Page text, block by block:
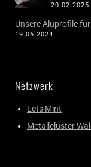
20.02.2025
Unsere Aluprofile
19.06.2024
Netzwerk
Lets Mint
Metallcluster